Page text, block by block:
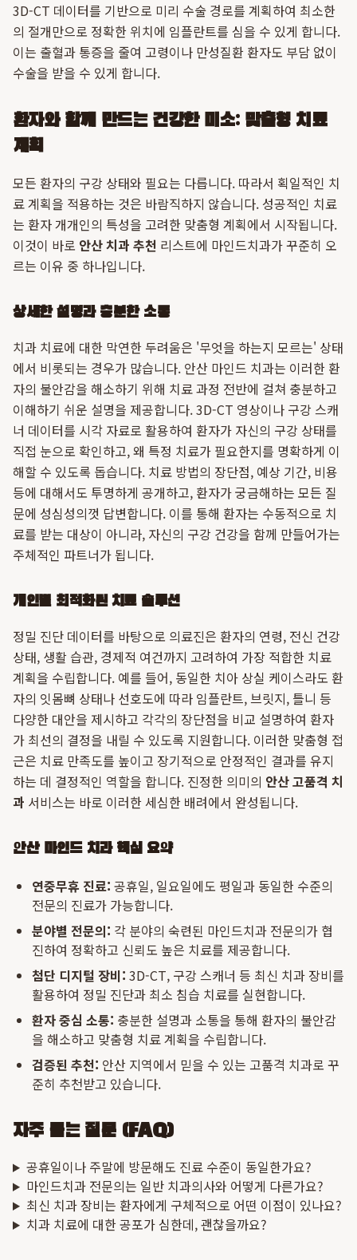
3D-CT 데이터를 기반으로 미리 수술 경로를 계획하여 최소한
의 절개만으로 정확한 위치에 임플란트를 심을 수 있게 합니다.
이는 출혈과 통증을 줄여 고령이나 만성질환 환자도 부담 없이
수술을 받을 수 있게 합니다.
환자와 함께 만드는 건강한 미소: 맞춤형 치료
계획
모든 환자의 구강 상태와 필요는 다릅니다. 따라서 획일적인 치
료 계획을 적용하는 것은 바람직하지 않습니다. 성공적인 치료
는 환자 개개인의 특성을 고려한 맞춤형 계획에서 시작됩니다.
이것이 바로 안산 치과 추천 리스트에 마인드치과가 꾸준히 오
르는 이유 중 하나입니다.
상세한 설명과 충분한 소통
치과 치료에 대한 막연한 두려움은 '무엇을 하는지 모르는' 상태
에서 비롯되는 경우가 많습니다. 안산 마인드 치과는 이러한 환
자의 불안감을 해소하기 위해 치료 과정 전반에 걸쳐 충분하고
이해하기 쉬운 설명을 제공합니다. 3D-CT 영상이나 구강 스캐
너 데이터를 시각 자료로 활용하여 환자가 자신의 구강 상태를
직접 눈으로 확인하고, 왜 특정 치료가 필요한지를 명확하게 이
해할 수 있도록 돕습니다. 치료 방법의 장단점, 예상 기간, 비용
등에 대해서도 투명하게 공개하고, 환자가 궁금해하는 모든 질
문에 성심성의껏 답변합니다. 이를 통해 환자는 수동적으로 치
료를 받는 대상이 아니라, 자신의 구강 건강을 함께 만들어가는
주체적인 파트너가 됩니다.
개인별 최적화된 치료 솔루션
정밀 진단 데이터를 바탕으로 의료진은 환자의 연령, 전신 건강
상태, 생활 습관, 경제적 여건까지 고려하여 가장 적합한 치료
계획을 수립합니다. 예를 들어, 동일한 치아 상실 케이스라도 환
자의 잇몸뼈 상태나 선호도에 따라 임플란트, 브릿지, 틀니 등
다양한 대안을 제시하고 각각의 장단점을 비교 설명하여 환자
가 최선의 결정을 내릴 수 있도록 지원합니다. 이러한 맞춤형 접
근은 치료 만족도를 높이고 장기적으로 안정적인 결과를 유지
하는 데 결정적인 역할을 합니다. 진정한 의미의 안산 고품격 치
과 서비스는 바로 이러한 세심한 배려에서 완성됩니다.
안산 마인드 치과 핵심 요약
연중무휴 진료: 공휴일, 일요일에도 평일과 동일한 수준의
전문의 진료가 가능합니다.
분야별 전문의: 각 분야의 숙련된 마인드치과 전문의가 협
진하여 정확하고 신뢰도 높은 치료를 제공합니다.
첨단 디지털 장비: 3D-CT, 구강 스캐너 등 최신 치과 장비를
활용하여 정밀 진단과 최소 침습 치료를 실현합니다.
환자 중심 소통: 충분한 설명과 소통을 통해 환자의 불안감
을 해소하고 맞춤형 치료 계획을 수립합니다.
검증된 추천: 안산 지역에서 믿을 수 있는 고품격 치과로 꾸
준히 추천받고 있습니다.
자주 묻는 질문 (FAQ)
공휴일이나 주말에 방문해도 진료 수준이 동일한가요?
마인드치과 전문의는 일반 치과의사와 어떻게 다른가요?
최신 치과 장비는 환자에게 구체적으로 어떤 이점이 있나요?
치과 치료에 대한 공포가 심한데, 괜찮을까요?